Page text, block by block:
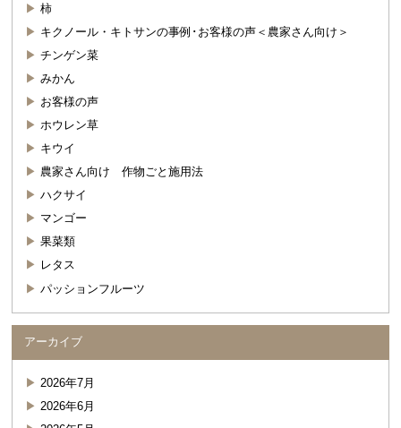
柿
キクノール・キトサンの事例･お客様の声＜農家さん向け＞
チンゲン菜
みかん
お客様の声
ホウレン草
キウイ
農家さん向け 作物ごと施用法
ハクサイ
マンゴー
果菜類
レタス
パッションフルーツ
アーカイブ
2026年7月
2026年6月